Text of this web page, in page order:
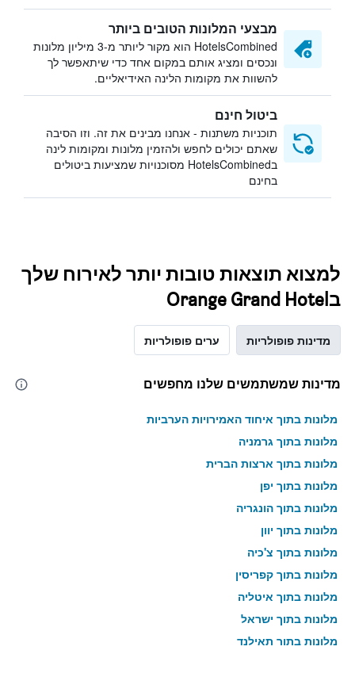
מבצעי המלונות הטובים ביותר
HotelsCombined הוא מקור ליותר מ-3 מיליון מלונות
ונכסים ומציג אותם במקום אחד כדי שיתאפשר לך
להשוות את מקומות הלינה האידיאליים.
ביטול חינם
תוכניות משתנות - אנחנו מבינים את זה. וזו הסיבה
שאתם יכולים לחפש ולהזמין מלונות ומקומות לינה
בHotelsCombined מסוכנויות שמציעות ביטולים
בחינם
למצוא תוצאות טובות יותר לאירוח שלך
בOrange Grand Hotel
מדינות פופולריות ערים פופולריות
מדינות שמשתמשים שלנו מחפשים
מלונות בתוך איחוד האמירויות הערביות
מלונות בתוך גרמניה
מלונות בתוך ארצות הברית
מלונות בתוך יפן
מלונות בתוך הונגריה
מלונות בתוך יוון
מלונות בתוך צ'כיה
מלונות בתוך קפריסין
מלונות בתוך איטליה
מלונות בתוך ישראל
מלונות בתוך תאילנד